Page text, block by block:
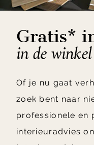
Gratis*
in de
Of je nu gaat
zoek bent naar
professionele en
interieuradvies